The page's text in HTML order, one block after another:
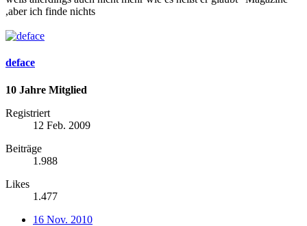
,aber ich finde nichts
deface
10 Jahre Mitglied
Registriert
12 Feb. 2009
Beiträge
1.988
Likes
1.477
16 Nov. 2010